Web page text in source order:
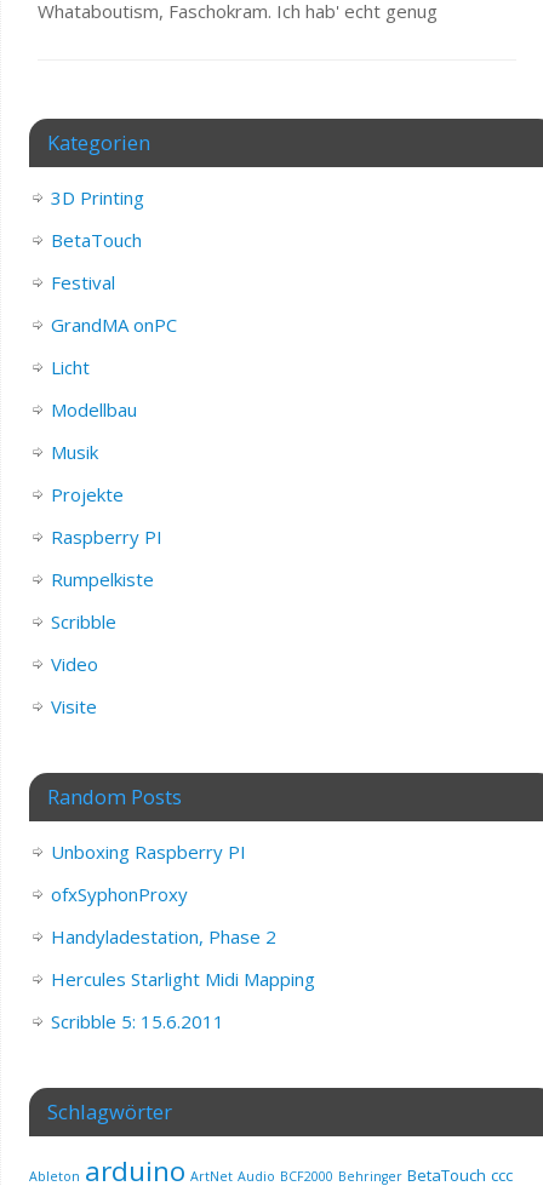
Whataboutism, Faschokram. Ich hab' echt genug
Kategorien
3D Printing
BetaTouch
Festival
GrandMA onPC
Licht
Modellbau
Musik
Projekte
Raspberry PI
Rumpelkiste
Scribble
Video
Visite
Random Posts
Unboxing Raspberry PI
ofxSyphonProxy
Handyladestation, Phase 2
Hercules Starlight Midi Mapping
Scribble 5: 15.6.2011
Schlagwörter
Ableton arduino ArtNet Audio BCF2000 Behringer BetaTouch ccc